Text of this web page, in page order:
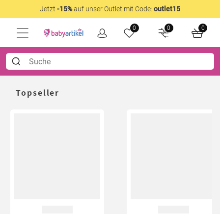
Jetzt -15%auf unser Outlet mit Code: outlet15
0 0 0
Topseller